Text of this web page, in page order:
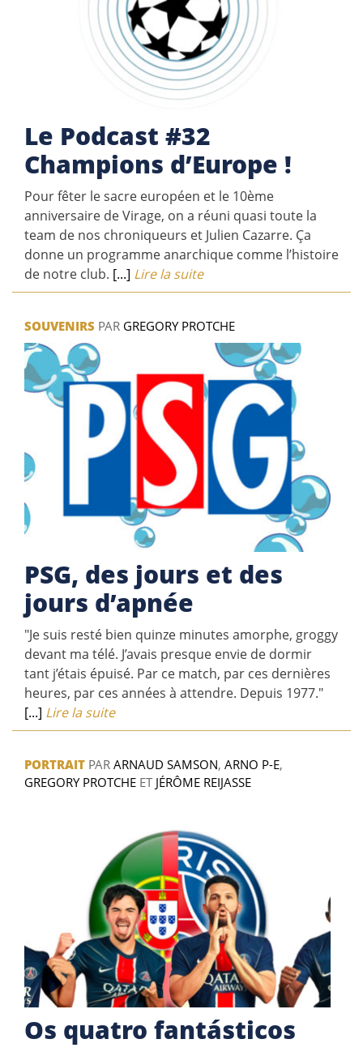
Le Podcast #32
Champions d’Europe !
Pour fêter le sacre européen et le 10ème
anniversaire de Virage, on a réuni quasi toute la
team de nos chroniqueurs et Julien Cazarre. Ça
donne un programme anarchique comme l’histoire
de notre club. [...] Lire la suite
SOUVENIRS PAR GREGORY PROTCHE
PSG, des jours et des
jours d’apnée
"Je suis resté bien quinze minutes amorphe, groggy
devant ma télé. J’avais presque envie de dormir
tant j’étais épuisé. Par ce match, par ces dernières
heures, par ces années à attendre. Depuis 1977."
[...] Lire la suite
PORTRAIT PAR ARNAUD SAMSON, ARNO P-E,
GREGORY PROTCHE ET JÉRÔME REIJASSE
Os quatro fantásticos